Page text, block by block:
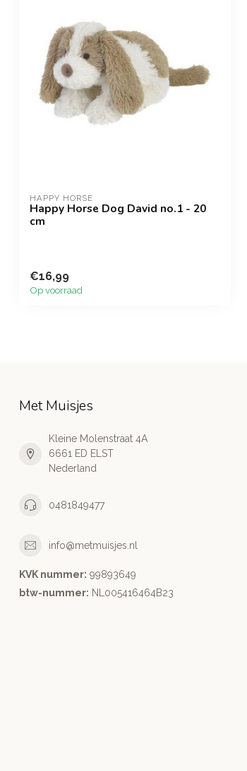
HAPPY HORSE
Happy Horse Dog David no.1 - 20
cm
€16,99
Op voorraad
Met Muisjes
Kleine Molenstraat 4A
6661 ED ELST
Nederland
0481849477
info@metmuisjes.nl
KVK nummer: 99893649
btw-nummer: NL005416464B23